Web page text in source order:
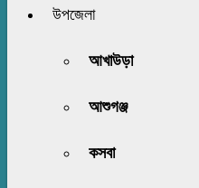
উপজেলা
আখাউড়া
আশুগঞ্জ
কসবা